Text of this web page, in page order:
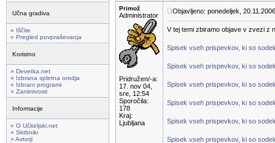
Učna gradiva
» Iščite
» Pregled povpraševanja
Koristno
» Devetka.net
» Izbrana spletna orodja
» Izbrani programi
» Zanimivosti
Informacije
» O Učiteljski.net
» Skrbniki
» Avtorji
Primož
Administrator
Pridružen/-a:
17. nov 04,
sre, 12:54
Sporočila:
178
Kraj:
Ljubljana
Objavljeno: ponedeljek,
V tej temi zbiramo objave v zvezi z
Spisek vseh prispevkov, ki so
Spisek vseh prispevkov, ki so
Spisek vseh prispevkov, ki so
Spisek vseh prispevkov, ki so
Spisek vseh prispevkov, ki so
Spisek vseh prispevkov, ki so